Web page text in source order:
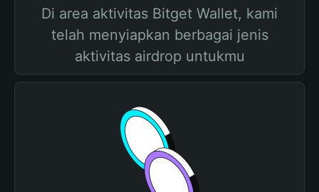
Di area aktivitas Bitget Wallet, kami
telah menyiapkan berbagai jenis
aktivitas airdrop untukmu